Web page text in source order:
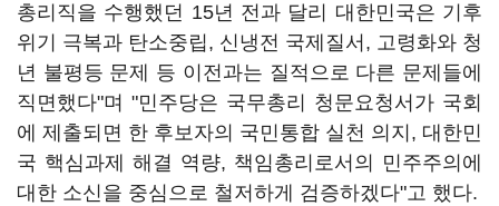
총리직을 수행했던 15년 전과 달리 대한민국은 기후
위기 극복과 탄소중립, 신냉전 국제질서, 고령화와 청
년 불평등 문제 등 이전과는 질적으로 다른 문제들에
직면했다"며 "민주당은 국무총리 청문요청서가 국회
에 제출되면 한 후보자의 국민통합 실천 의지, 대한민
국 핵심과제 해결 역량, 책임총리로서의 민주주의에
대한 소신을 중심으로 철저하게 검증하겠다"고 했다.